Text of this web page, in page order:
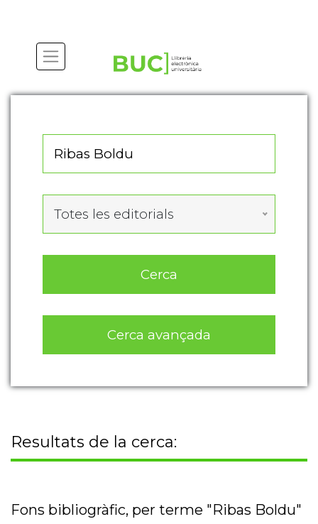
Totes les editorials
Cerca
Cerca avançada
Resultats de la cerca:
Fons bibliogràfic, per terme "Ribas Boldu"